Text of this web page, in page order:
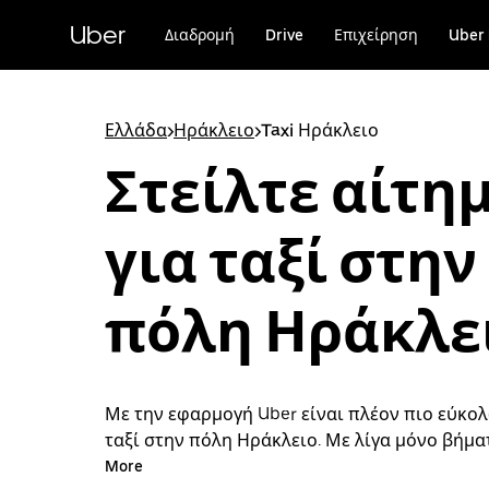
περιεχόμενο
Uber Διαδρομή Drive Επιχείρηση Uber
Ελλάδα>Ηράκλειο>Taxi Ηράκλειο
Στείλτε
για ταξί στην
πόλη
Με την εφαρμογή Uber είναι πλέον πιο
ταξί στην πόλη Ηράκλειο. Με λίγα μόνο
να στείλετε αίτημα για ταξί και να πληρώσετε
More